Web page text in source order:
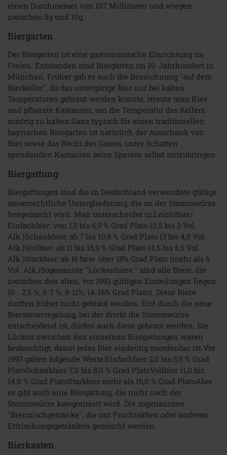
einen Durchmesser von 107 Millimeter und wiegen
zwischen 5g und 10g.
Biergarten
Der Biergarten ist eine gastronomische Einrichtung im
Freien. Entstanden sind Biergärten im 19. Jahrhundert in
München. Früher gab es auch die Bezeichnung "auf dem
Bierkeller", da das untergärige Bier nur bei kalten
Temperaturen gebraut werden konnte, streute man Kies
und pflanzte Kastanien, um die Temperatur des Kellers
niedrig zu halten.Ganz typisch für einen traditionellen
bayrischen Biergarten ist natürlich der Ausschank von
Bier sowie das Recht des Gastes, unter Schatten
spendenden Kastanien seine Speisen selbst mitzubringen.
Biergattung
Biergattungen sind die in Deutschland verwendete gültige
steuerrechtliche Untergliederung, die an der Stammwürze
festgemacht wird. Man unterscheidet in:Leichtbier/
Einfachbier: von 1,5 bis 6,9 % Grad Plato (0,5 bis 3 Vol.
Alk.)Schankbier: ab 7 bis 10,9 % Grad Plato (3 bis 4,5 Vol.
Alk.)Vollbier: ab 11 bis 15,9 % Grad Plato (4,5 bis 5,5 Vol.
Alk.)Starkbier: ab 16 bzw. über 18% Grad Plato (mehr als 6
Vol. Alk.)Sogenannte "Lückenbiere " sind alle Biere, die
zwischen den alten, vor 1993 gültigen Einteilungen liegen
(0 - 2,5 %; 5-7 %; 8-11%; 14-16% Grad Plato). Diese Biere
durften früher nicht gebraut werden. Erst durch die neue
Biersteuerregelung, bei der direkt die Stammwürze
entscheidend ist, dürfen auch diese gebraut werden. Die
Lücken zwischen den einzelnen Biergattungen waren
beabsichtigt, damit jedes Bier eindeutig zuordenbar ist.Vor
1993 galten folgende Werte:Einfachbier 2,0 bis 5,5 % Grad
PlatoSchankbier 7,0 bis 8,0 % Grad PlatoVollbier 11,0 bis
14,0 % Grad PlatoStarkbier mehr als 16,0 % Grad PlatoAber
es gibt auch eine Biergattung, die nicht nach der
Stammwürze kategorisiert wird. Die sogenannten
"Biermischgetränke", die mit Fruchtsäften oder anderen
Erfrischungsgetränken gemischt werden.
Bierkasten